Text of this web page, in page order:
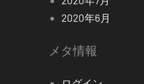
2020年6月
メタ情報